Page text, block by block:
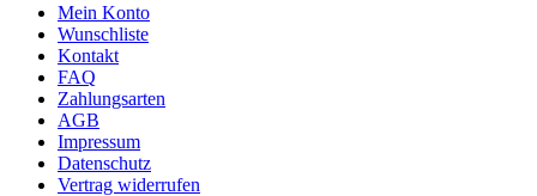
Mein Konto
Wunschliste
Kontakt
FAQ
Zahlungsarten
AGB
Impressum
Datenschutz
Vertrag widerrufen